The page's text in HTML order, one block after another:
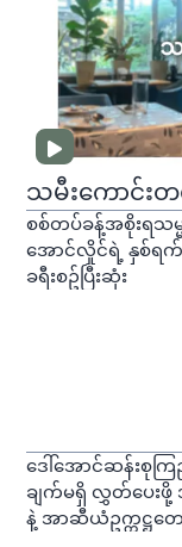
သမီးကောင်းတ
စစ်တပ်ခန့်အစိုးရသမ္
အောင်လှိုင်ရဲ့ နှစ်ရက်
ခရီးစဥ်ပြီးဆုံး
ဒေါ်အောင်ဆန်းစုကြ
ချက်မရှိ လွှတ်ပေးဖို့
နဲ့ အာဆီယံဥက္ကဋ္ဌတ